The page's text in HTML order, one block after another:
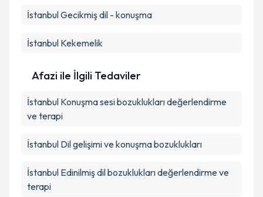
İstanbul Gecikmiş dil - konuşma
İstanbul Kekemelik
Afazi ile İlgili Tedaviler
İstanbul Konuşma sesi bozuklukları değerlendirme
ve terapi
İstanbul Dil gelişimi ve konuşma bozuklukları
İstanbul Edinilmiş dil bozuklukları değerlendirme ve
terapi